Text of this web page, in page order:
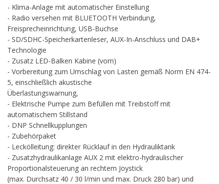
- Klima-Anlage mit automatischer Einstellung
- Radio versehen mit BLUETOOTH Verbindung,
Freisprecheinrichtung, USB-Buchse
- SD/SDHC-Speicherkartenleser, AUX-In-Anschluss und DAB+
Technologie
- Zusatz LED-Balken Kabine (vorn)
- Vorbereitung zum Umschlag von Lasten gemäß Norm EN 474-
5, einschließlich akustische
Überlastungswarnung,
- Elektrische Pumpe zum Befüllen mit Treibstoff mit
automatischem Stillstand
- DNP Schnellkupplungen
- Zubehörpaket
- Leckölleitung: direkter Rücklauf in den Hydrauliktank
- Zusatzhydraulikanlage AUX 2 mit elektro-hydraulischer
Proportionalsteuerung an rechtem Joystick
(max. Durchsatz 40 / 30 l/min und max. Druck 280 bar) und